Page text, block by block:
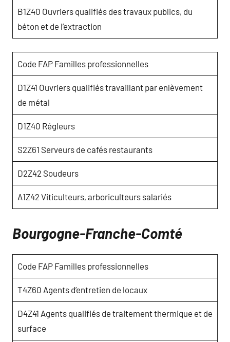
B1Z40 Ouvriers qualifiés des travaux publics, du
béton et de l’extraction
Code FAP Familles professionnelles
D1Z41 Ouvriers qualifiés travaillant par enlèvement
de métal
D1Z40 Régleurs
S2Z61 Serveurs de cafés restaurants
D2Z42 Soudeurs
A1Z42 Viticulteurs, arboriculteurs salariés
Bourgogne-Franche-Comté
Code FAP Familles professionnelles
T4Z60 Agents d’entretien de locaux
D4Z41 Agents qualifiés de traitement thermique et de
surface